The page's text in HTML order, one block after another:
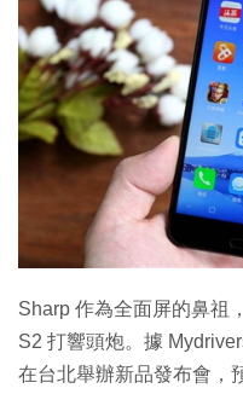
IT Times
生成式AI與雲端應用
Enterprise Digital
特集
Sharp 作為全面屏的鼻祖
S2 打響頭炮。據
在台北舉辦新品發布會，